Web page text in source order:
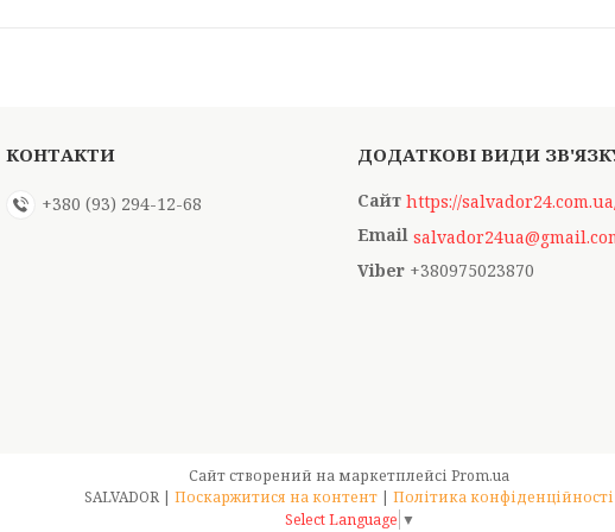
+380 (93) 294-12-68
https://
+380975023870
Сайт створений на маркетплейсі Prom.ua
SALVADOR | Поскаржитися на контент | Політика конфіденційності
Select Language ▼